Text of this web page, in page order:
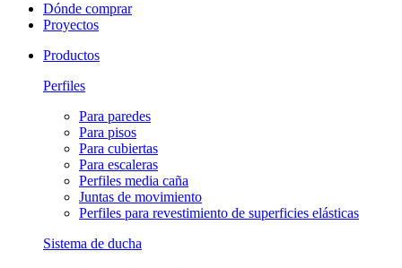
Dónde comprar
Proyectos
Productos
Perfiles
Para paredes
Para pisos
Para cubiertas
Para escaleras
Perfiles media caña
Juntas de movimiento
Perfiles para revestimiento de superficies elásticas
Sistema de ducha